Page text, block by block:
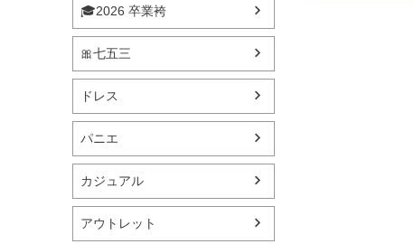
🎓2026 卒業袴
🎀七五三
ドレス
パニエ
カジュアル
アウトレット